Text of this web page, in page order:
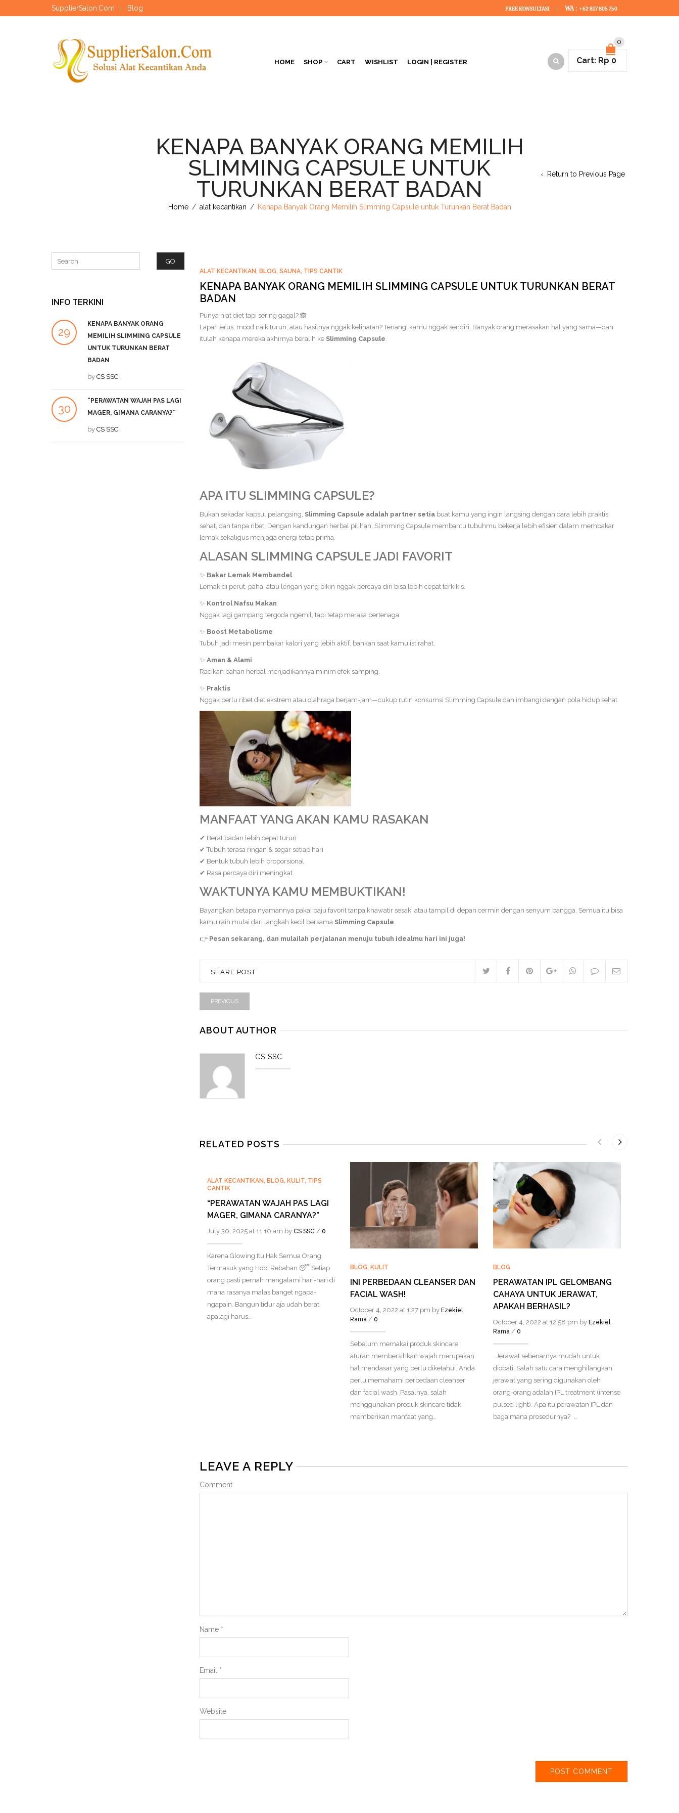
SupplierSalon.Com Blog FREE KONSULTASI WA : +62 817 805 750
HOME SHOP CART WISHLIST LOGIN | REGISTER
0
Cart: Rp 0
KENAPA BANYAK ORANG MEMILIH
SLIMMING CAPSULE UNTUK
TURUNKAN BERAT BADAN
Home / alat kecantikan / Kenapa Banyak Orang Memilih Slimming Capsule untuk Turunkan Berat Badan
Return to Previous Page
ALAT KECANTIKAN, BLOG, SAUNA, TIPS CANTIK
KENAPA BANYAK ORANG MEMILIH SLIMMING CAPSULE UNTUK TURUNKAN BERAT
BADAN
Punya niat diet tapi sering gagal? 🙈
Lapar terus, mood naik turun, atau hasilnya nggak kelihatan? Tenang, kamu nggak sendiri. Banyak orang merasakan hal yang sama—dan
itulah kenapa mereka akhirnya beralih ke Slimming Capsule.
APA ITU SLIMMING CAPSULE?
Bukan sekadar kapsul pelangsing, Slimming Capsule adalah partner setiabuat kamu yang ingin langsing dengan cara lebih praktis,
sehat, dan tanpa ribet. Dengan kandungan herbal pilihan, Slimming Capsule membantu tubuhmu bekerja lebih efisien dalam membakar
lemak sekaligus menjaga energi tetap prima.
ALASAN SLIMMING CAPSULE JADI FAVORIT
✨ Bakar Lemak Membandel
Lemak di perut, paha, atau lengan yang bikin nggak percaya diri bisa lebih cepat terkikis.
✨ Kontrol Nafsu Makan
Nggak lagi gampang tergoda ngemil, tapi tetap merasa bertenaga.
✨ Boost Metabolisme
Tubuh jadi mesin pembakar kalori yang lebih aktif, bahkan saat kamu istirahat.
✨ Aman & Alami
Racikan bahan herbal menjadikannya minim efek samping.
✨ Praktis
Nggak perlu ribet diet ekstrem atau olahraga berjam-jam—cukup rutin konsumsi Slimming Capsule dan imbangi dengan pola hidup sehat.
MANFAAT YANG AKAN KAMU RASAKAN
✔ Berat badan lebih cepat turun
✔ Tubuh terasa ringan & segar setiap hari
✔ Bentuk tubuh lebih proporsional
✔ Rasa percaya diri meningkat
WAKTUNYA KAMU MEMBUKTIKAN!
Bayangkan betapa nyamannya pakai baju favorit tanpa khawatir sesak, atau tampil di depan cermin dengan senyum bangga. Semua itu bisa
kamu raih mulai dari langkah kecil bersama Slimming Capsule.
👉 Pesan sekarang, dan mulailah perjalanan menuju tubuh idealmu hari ini juga!
SHARE POST
PREVIOUS
ABOUT AUTHOR
CS SSC
RELATED POSTS
ALAT KECANTIKAN, BLOG, KULIT, TIPS
CANTIK
“PERAWATAN WAJAH PAS LAGI
MAGER, GIMANA CARANYA?”
July 30, 2025 at 11:10 am by CS SSC / 0
Karena Glowing Itu Hak Semua Orang,
Termasuk yang Hobi Rebahan 😴 Setiap
orang pasti pernah mengalami hari-hari di
mana rasanya malas banget ngapa-
ngapain. Bangun tidur aja udah berat,
apalagi harus…
BLOG, KULIT
INI PERBEDAAN CLEANSER DAN
FACIAL WASH!
October 4, 2022 at 1:27 pm by Ezekiel
Rama / 0
Sebelum memakai produk skincare,
aturan membersihkan wajah merupakan
hal mendasar yang perlu diketahui. Anda
perlu memahami perbedaan cleanser
dan facial wash. Pasalnya, salah
menggunakan produk skincare tidak
memberikan manfaat yang…
BLOG
PERAWATAN IPL GELOMBANG
CAHAYA UNTUK JERAWAT,
APAKAH BERHASIL?
October 4, 2022 at 12:58 pm by Ezekiel
Rama / 0
Jerawat sebenarnya mudah untuk
diobati. Salah satu cara menghilangkan
jerawat yang sering digunakan oleh
orang-orang adalah IPL treatment (intense
pulsed light). Apa itu perawatan IPL dan
bagaimana prosedurnya? …
LEAVE A REPLY
Comment
Name *
Email *
Website
INFO TERKINI
29
KENAPA BANYAK ORANG
MEMILIH SLIMMING CAPSULE
UNTUK TURUNKAN BERAT
BADAN
by CS SSC
30
“PERAWATAN WAJAH PAS LAGI
MAGER, GIMANA CARANYA?”
by CS SSC
27
PROTECTED: SUPPLIERSALON
LINK
APA ITU FOOT SPA
TREATMENT ?
CS SSC
04
INI PERBEDAAN CLEANSER
DAN FACIAL WASH!